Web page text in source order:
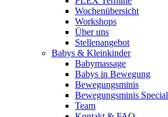
Wochenübersicht
Workshops
Über uns
Stellenangebot
Babys & Kleinkinder
Babymassage
Babys in Bewegung
Bewegungsminis
Bewegungsminis Special
Team